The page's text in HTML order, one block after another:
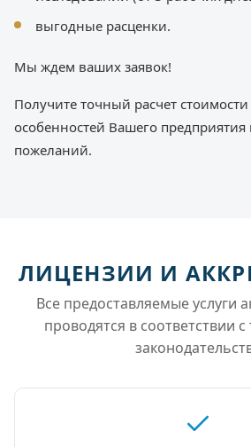
выгодные расценки.
Мы ждем ваших заявок!
Получите точный расчет стоимости
особенностей Вашего
пожеланий.
ЛИЦЕНЗИИ И
Все предоставляемые услуги
проводятся в соответствии